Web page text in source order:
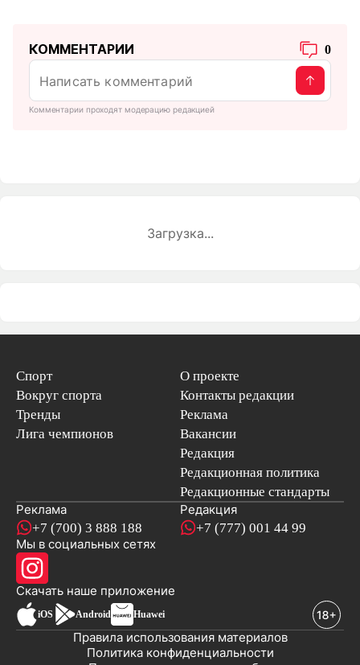
КОММЕНТАРИИ 0
Комментарии проходят модерацию редакцией
Загрузка...
Спорт
Вокруг спорта
Тренды
Лига чемпионов
О проекте
Контакты редакции
Реклама
Вакансии
Редакция
Редакционная политика
Редакционные стандарты
Реклама
+7 (700) 3 888 188
Редакция
+7 (777) 001 44 99
Мы в социальных сетях
Скачать наше приложениеновостей
iOS Android Huawei
Политика конфиденциальности
Правила использования материалов